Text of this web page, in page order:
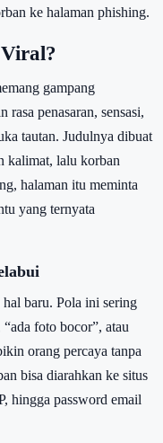
ke halaman phishing.
gampang
rasa penasaran, sensasi,
tautan. Judulnya dibuat
kalimat, lalu korban
halaman itu meminta
yang ternyata
hal baru. Pola ini sering
foto bocor”, atau
orang percaya tanpa
bisa diarahkan ke situs
hingga password email